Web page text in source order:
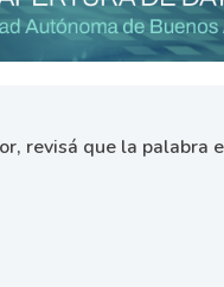
revisá que la palabra